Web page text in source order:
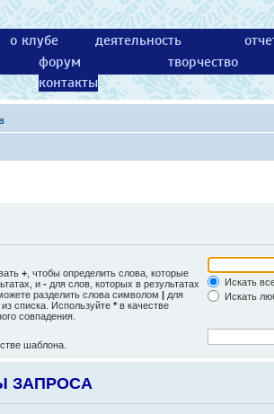
о клубе деятельность
форум
творчество
контакты
+ , чтобы определить слова, которые
и - для слов, которых в результатах
разделить слова символом | для
списка. Используйте * в качестве
совпадения.
Искать
Искать
шаблона.
ЗАПРОСА